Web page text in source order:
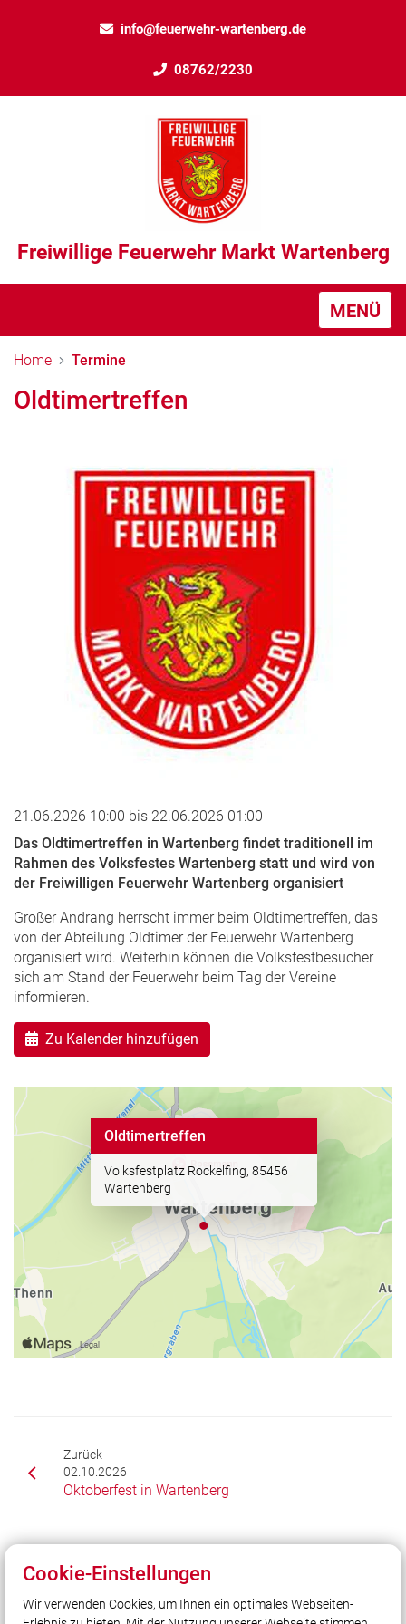
info@feuerwehr-wartenberg.de
08762/2230
Freiwillige Feuerwehr Markt Wartenberg
MENÜ
Home Termine
Oldtimertreffen
21.06.2026 10:00 bis 22.06.2026 01:00
Das Oldtimertreffen in Wartenberg findet traditionell im
Rahmen des Volksfestes Wartenberg statt und wird von
der Freiwilligen Feuerwehr Wartenberg organisiert
Großer Andrang herrscht immer beim Oldtimertreffen, das
von der Abteilung Oldtimer der Feuerwehr Wartenberg
organisiert wird. Weiterhin können die Volksfestbesucher
sich am Stand der Feuerwehr beim Tag der Vereine
informieren.
Zu Kalender hinzufügen
Oldtimertreffen
Volksfestplatz Rockelfing, 85456
Wartenberg
Zurück
02.10.2026
Oktoberfest in Wartenberg
Unser Leitsatz
Cookie-Einstellungen
Wir verwenden Cookies, um Ihnen ein optimales Webseiten-